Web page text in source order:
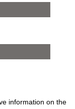
PRIMA TOURNÉ
IN GIRO PER IL
NEGLI STATI
information on the